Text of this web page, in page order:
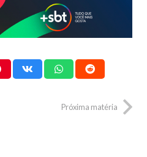
Próxima matéria